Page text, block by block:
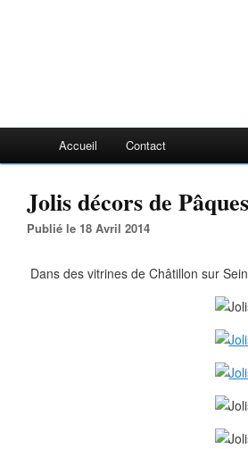
Accueil Contact
Jolis décors de
Publié le 18 Avril 2014
Dans des vitrines de Châtillon sur